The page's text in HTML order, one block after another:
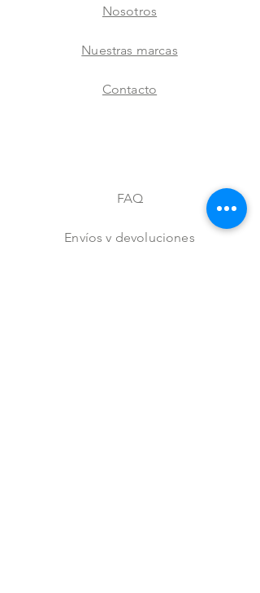
Nosotros
Nuestras marcas
Contacto
FAQ
Envíos y devoluciones